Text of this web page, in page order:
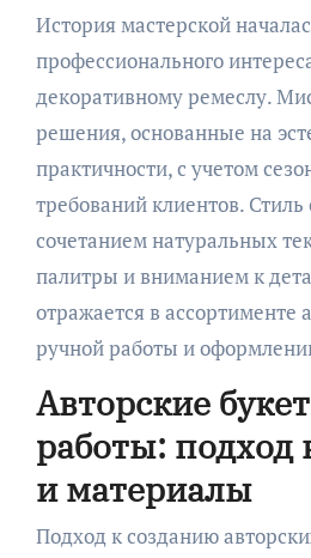
История мастерской
профессионального
декоративному ремеслу.
решения, основанные на
практичности, с учетом
требований клиентов. Стиль
сочетанием натуральных
палитры и вниманием к
отражается в ассортименте
ручной работы и
Авторские
работы: подход
и материалы
Подход к созданию